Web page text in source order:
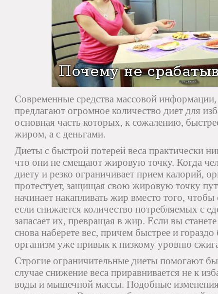
Современные средства массовой информации,
предлагают огромное количество диет для
основная часть которых, к сожалению,
жиром, а с деньгами.
Диеты с быстрой потерей веса практически
что они не смещают жировую точку. Когда
диету и резко ограничивает прием калорий,
протестует, защищая свою жировую точку
начинает накапливать жир вместо того,
если снижается количество потребляемых с
запасает их, превращая в жир. Если вы
снова наберете вес, причем быстрее и
организм уже привык к низкому уровню
Строгие ограничительные диеты помогают
случае снижение веса приравнивается не к
воды и мышечной массы. Подобные